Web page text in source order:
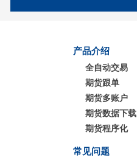
产品介绍
全自动交易
期货跟单
期货多账户
期货数据下载
期货程序化
常见问题